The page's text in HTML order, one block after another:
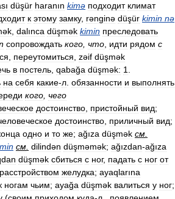
düşür haranın kimə подходит климат
к этому замку, rənginə düşür kimin nə
dalınca düşmək kimin преследовать
сопровождать кого что идти рядом с
переутомиться zəif düşmək
в постель qabağa düşmək: 1
на себя какие-л обязанности и выполнять
кого чего
достоинство пристойный вид;
достоинство приличный вид;
одно и то же; ağıza düşmək см
см dilindən düşməmək; ağızdan-ağıza
düşmək сбиться с ног, падать с ног от
расстройством желудка; ayaqlarına
ногам чьим; ayağa düşmək валиться у ног;